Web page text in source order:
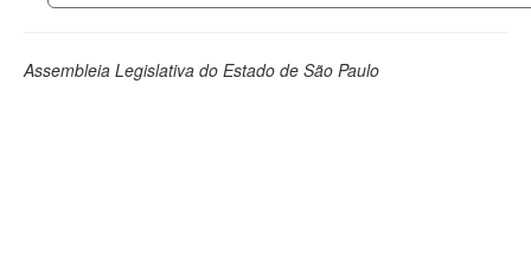
Assembleia Legislativa do Estado de São Paulo